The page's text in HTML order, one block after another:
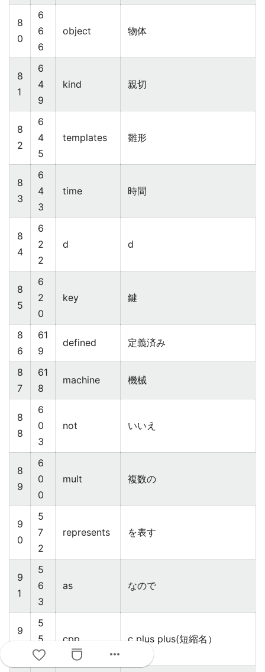
8
0
6
6
6
object 物体
8
1
6
4
9
kind 親切
8
2
6
4
5
templates 雛形
8
3
6
4
3
time 時間
8
4
6
2
2
d d
8
5
6
2
0
key 鍵
8
6
61
9
defined 定義済み
8
7
61
8
machine 機械
8
8
6
0
3
not いいえ
8
9
6
0
0
mult 複数の
9
0
5
7
2
represents を表す
9
1
5
6
3
as なので
9
5
5
8
cpp c plus plus(短縮名）
more_horiz